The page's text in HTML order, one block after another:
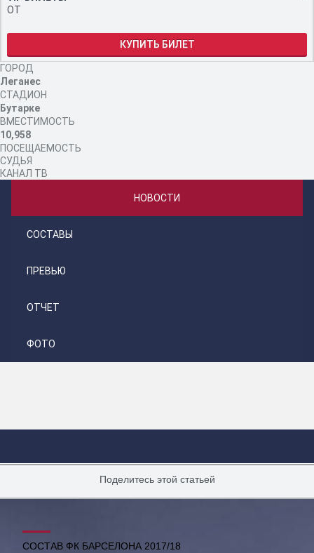
ОТ
КУПИТЬ БИЛЕТ
ГОРОД
Леганес
СТАДИОН
Бутарке
ВМЕСТИМОСТЬ
10,958
ПОСЕЩАЕМОСТЬ
СУДЬЯ
КАНАЛ ТВ
НОВОСТИ
СОСТАВЫ
ПРЕВЬЮ
ОТЧЕТ
ФОТО
Поделитесь этой статьей
СОСТАВ ФК БАРСЕЛОНА 2017/18